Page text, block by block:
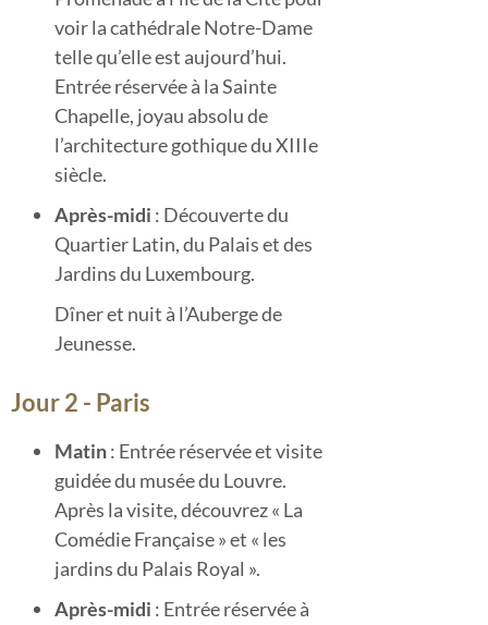
voir la cathédrale Notre-Dame
telle qu’elle est aujourd’hui.
Entrée réservée à la Sainte
Chapelle, joyau absolu de
l’architecture gothique du XIIIe
siècle.
Après-midi : Découverte du
Quartier Latin, du Palais et des
Jardins du Luxembourg.
Dîner et nuit à l’Auberge de
Jeunesse.
Jour 2 - Paris
Matin: Entrée réservée et visite
guidée du musée du Louvre.
Après la visite, découvrez « La
Comédie Française » et « les
jardins du Palais Royal ».
Après-midi : Entrée réservée à